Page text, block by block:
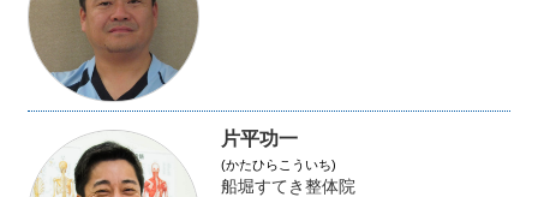
片平功一
(かたひらこういち)
船堀すてき整体院